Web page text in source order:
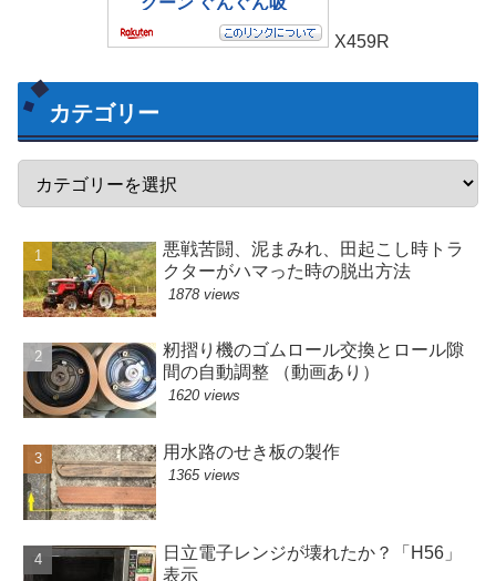
X459R
カテゴリー
悪戦苦闘、泥まみれ、田起こし時トラ
クターがハマった時の脱出方法
1878 views
籾摺り機のゴムロール交換とロール隙
間の自動調整 （動画あり）
1620 views
用水路のせき板の製作
1365 views
日立電子レンジが壊れたか？「H56」
表示